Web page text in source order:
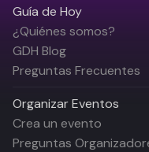
Guía de Hoy
¿Quiénes somos?
GDH Blog
Preguntas Frecuentes
Organizar Eventos
Crea un evento
Preguntas